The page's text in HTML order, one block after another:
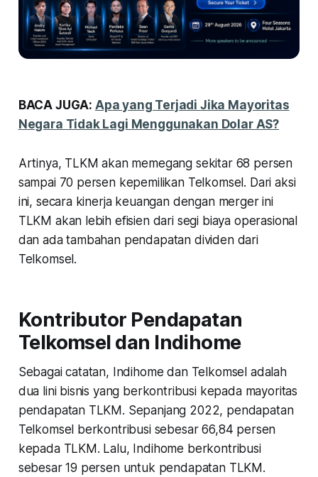
BACA JUGA: Apa yang Terjadi Jika Mayoritas
Negara Tidak Lagi Menggunakan Dolar AS?
Artinya, TLKM akan memegang sekitar 68 persen
sampai 70 persen kepemilikan Telkomsel. Dari aksi
ini, secara kinerja keuangan dengan merger ini
TLKM akan lebih efisien dari segi biaya operasional
dan ada tambahan pendapatan dividen dari
Telkomsel.
Kontributor Pendapatan
Telkomsel dan Indihome
Sebagai catatan, Indihome dan Telkomsel adalah
dua lini bisnis yang berkontribusi kepada mayoritas
pendapatan TLKM. Sepanjang 2022, pendapatan
Telkomsel berkontribusi sebesar 66,84 persen
kepada TLKM. Lalu, Indihome berkontribusi
sebesar 19 persen untuk pendapatan TLKM.